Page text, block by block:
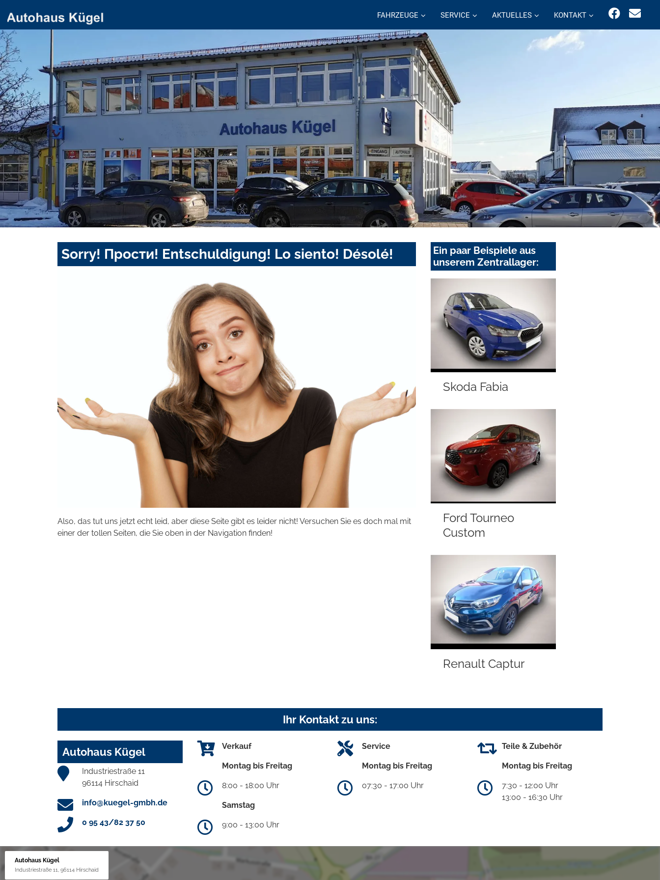
FAHRZEUGE SERVICE AKTUELLES KONTAKT
Sorry! Прости! Entschuldigung! Lo siento! Désolé!
Also, das tut uns jetzt echt leid, aber diese Seite gibt es leider nicht! Versuchen Sie es doch mal mit
einer der tollen Seiten, die Sie oben in der Navigation finden!
Ein paar Beispiele aus
unserem Zentrallager:
Skoda Fabia
Ford Tourneo
Custom
Renault Captur
Ihr Kontakt zu uns:
Autohaus Kügel
Industriestraße 11
96114 Hirschaid
info@kuegel-gmbh.de
0 95 43/82 37 50
Verkauf
Montag bis Freitag
8:00 - 18:00 Uhr
Samstag
9:00 - 13:00 Uhr
Service
Montag bis Freitag
07:30 - 17:00 Uhr
Teile & Zubehör
Montag bis Freitag
7:30 - 12:00 Uhr
13:00 - 16:30 Uhr
Autohaus Kügel
Industriestraße 11, 96114 Hirschaid